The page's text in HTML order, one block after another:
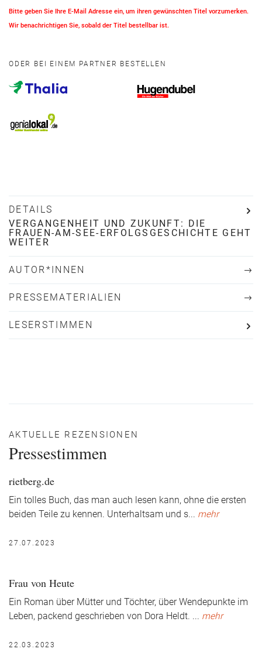
Bitte geben Sie Ihre E-Mail Adresse ein, um ihren gewünschten Titel vorzumerken.
Wir benachrichtigen Sie, sobald der Titel bestellbar ist.
ODER BEI EINEM PARTNER BESTELLEN
DETAILS
VERGANGENHEIT UND ZUKUNFT: DIE
FRAUEN-AM-SEE-ERFOLGSGESCHICHTE GEHT
WEITER
AUTOR*INNEN
PRESSEMATERIALIEN
LESERSTIMMEN
AKTUELLE REZENSIONEN
Pressestimmen
rietberg.de
Ein tolles Buch, das man auch lesen kann, ohne die ersten
beiden Teile zu kennen. Unterhaltsam und s... mehr
27.07.2023
Frau von Heute
Ein Roman über Mütter und Töchter, über Wendepunkte im
Leben, packend geschrieben von Dora Heldt. ... mehr
22.03.2023